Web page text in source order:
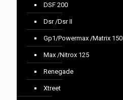
DSF 200
Dsr /Dsr II
Gp1/Powermax /Matrix 150
Max /Nitrox 125
Renegade
Xtreet